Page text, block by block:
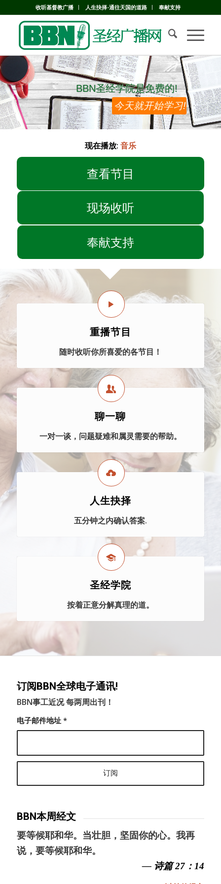
收听基督教广播 人生抉择-通往天国的道路 奉献支持
BBN圣经学院是免费的!
BBN圣经学院是免费的!
今天就开始学习!
现在播放: 音乐
查看节目
现场收听
奉献支持
重播节目
随时收听你所喜爱的各节目！
聊一聊
一对一谈，问题疑难和属灵需要的帮助。
人生抉择
五分钟之内确认答案.
圣经学院
按着正意分解真理的道。
订阅BBN全球电子通讯!
BBN事工近况 每两周出刊！
电子邮件地址 *
BBN本周经文
要等候耶和华。当壮胆，坚固你的心。我再
说，要等候耶和华。
— 诗篇 27：14